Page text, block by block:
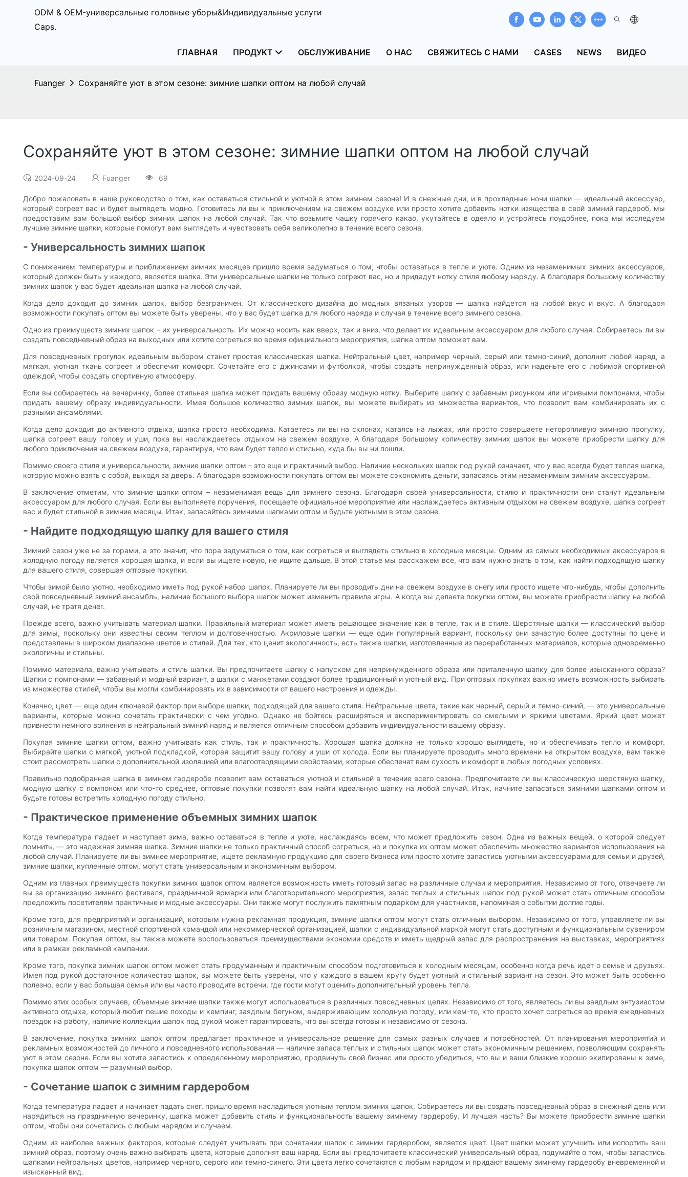
ODM & OEM-универсальные головные уборы&Индивидуальные услуги
Caps.
ГЛАВНАЯ ПРОДУКТ ОБСЛУЖИВАНИЕ О НАС СВЯЖИТЕСЬ С НАМИ CASES NEWS ВИДЕО
Fuanger Сохраняйте уют в этом сезоне: зимние шапки оптом на любой случай
Сохраняйте уют в этом сезоне: зимние шапки оптом на любой случай
2024-09-24 Fuanger 69
Добро пожаловать в наше руководство о том, как оставаться стильной и уютной в этом зимнем сезоне! И в снежные дни, и в прохладные ночи шапки — идеальный аксессуар,
который согреет вас и будет выглядеть модно. Готовитесь ли вы к приключениям на свежем воздухе или просто хотите добавить нотки изящества в свой зимний гардероб, мы
предоставим вам большой выбор зимних шапок на любой случай. Так что возьмите чашку горячего какао, укутайтесь в одеяло и устройтесь поудобнее, пока мы исследуем
лучшие зимние шапки, которые помогут вам выглядеть и чувствовать себя великолепно в течение всего сезона.
- Универсальность зимних шапок
С понижением температуры и приближением зимних месяцев пришло время задуматься о том, чтобы оставаться в тепле и уюте. Одним из незаменимых зимних аксессуаров,
который должен быть у каждого, является шапка. Эти универсальные шапки не только согреют вас, но и придадут нотку стиля любому наряду. А благодаря большому количеству
зимних шапок у вас будет идеальная шапка на любой случай.
Когда дело доходит до зимних шапок, выбор безграничен. От классического дизайна до модных вязаных узоров — шапка найдется на любой вкус и вкус. А благодаря
возможности покупать оптом вы можете быть уверены, что у вас будет шапка для любого наряда и случая в течение всего зимнего сезона.
Одно из преимуществ зимних шапок – их универсальность. Их можно носить как вверх, так и вниз, что делает их идеальным аксессуаром для любого случая. Собираетесь ли вы
создать повседневный образ на выходных или хотите согреться во время официального мероприятия, шапка оптом поможет вам.
Для повседневных прогулок идеальным выбором станет простая классическая шапка. Нейтральный цвет, например черный, серый или темно-синий, дополнит любой наряд, а
мягкая, уютная ткань согреет и обеспечит комфорт. Сочетайте его с джинсами и футболкой, чтобы создать непринужденный образ, или наденьте его с любимой спортивной
одеждой, чтобы создать спортивную атмосферу.
Если вы собираетесь на вечеринку, более стильная шапка может придать вашему образу модную нотку. Выберите шапку с забавным рисунком или игривыми помпонами, чтобы
придать вашему образу индивидуальности. Имея большое количество зимних шапок, вы можете выбирать из множества вариантов, что позволит вам комбинировать их с
разными ансамблями.
Когда дело доходит до активного отдыха, шапка просто необходима. Катаетесь ли вы на склонах, катаясь на лыжах, или просто совершаете неторопливую зимнюю прогулку,
шапка согреет вашу голову и уши, пока вы наслаждаетесь отдыхом на свежем воздухе. А благодаря большому количеству зимних шапок вы можете приобрести шапку для
любого приключения на свежем воздухе, гарантируя, что вам будет тепло и стильно, куда бы вы ни пошли.
Помимо своего стиля и универсальности, зимние шапки оптом – это еще и практичный выбор. Наличие нескольких шапок под рукой означает, что у вас всегда будет теплая шапка,
которую можно взять с собой, выходя за дверь. А благодаря возможности покупать оптом вы можете сэкономить деньги, запасаясь этим незаменимым зимним аксессуаром.
В заключение отметим, что зимние шапки оптом – незаменимая вещь для зимнего сезона. Благодаря своей универсальности, стилю и практичности они станут идеальным
аксессуаром для любого случая. Если вы выполняете поручения, посещаете официальное мероприятие или наслаждаетесь активным отдыхом на свежем воздухе, шапка согреет
вас и будет стильной в зимние месяцы. Итак, запасайтесь зимними шапками оптом и будьте уютными в этом сезоне.
- Найдите подходящую шапку для вашего стиля
Зимний сезон уже не за горами, а это значит, что пора задуматься о том, как согреться и выглядеть стильно в холодные месяцы. Одним из самых необходимых аксессуаров в
холодную погоду является хорошая шапка, и если вы ищете новую, не ищите дальше. В этой статье мы расскажем все, что вам нужно знать о том, как найти подходящую шапку
для вашего стиля, совершая оптовые покупки.
Чтобы зимой было уютно, необходимо иметь под рукой набор шапок. Планируете ли вы проводить дни на свежем воздухе в снегу или просто ищете что-нибудь, чтобы дополнить
свой повседневный зимний ансамбль, наличие большого выбора шапок может изменить правила игры. А когда вы делаете покупки оптом, вы можете приобрести шапку на любой
случай, не тратя денег.
Прежде всего, важно учитывать материал шапки. Правильный материал может иметь решающее значение как в тепле, так и в стиле. Шерстяные шапки — классический выбор
для зимы, поскольку они известны своим теплом и долговечностью. Акриловые шапки — еще один популярный вариант, поскольку они зачастую более доступны по цене и
представлены в широком диапазоне цветов и стилей. Для тех, кто ценит экологичность, есть также шапки, изготовленные из переработанных материалов, которые одновременно
экологичны и стильны.
Помимо материала, важно учитывать и стиль шапки. Вы предпочитаете шапку с напуском для непринужденного образа или приталенную шапку для более изысканного образа?
Шапки с помпонами — забавный и модный вариант, а шапки с манжетами создают более традиционный и уютный вид. При оптовых покупках важно иметь возможность выбирать
из множества стилей, чтобы вы могли комбинировать их в зависимости от вашего настроения и одежды.
Конечно, цвет — еще один ключевой фактор при выборе шапки, подходящей для вашего стиля. Нейтральные цвета, такие как черный, серый и темно-синий, — это универсальные
варианты, которые можно сочетать практически с чем угодно. Однако не бойтесь расширяться и экспериментировать со смелыми и яркими цветами. Яркий цвет может
привнести немного волнения в нейтральный зимний наряд и является отличным способом добавить индивидуальности вашему образу.
Покупая зимние шапки оптом, важно учитывать как стиль, так и практичность. Хорошая шапка должна не только хорошо выглядеть, но и обеспечивать тепло и комфорт.
Выбирайте шапки с мягкой, уютной подкладкой, которая защитит вашу голову и уши от холода. Если вы планируете проводить много времени на открытом воздухе, вам также
стоит рассмотреть шапки с дополнительной изоляцией или влагоотводящими свойствами, которые обеспечат вам сухость и комфорт в любых погодных условиях.
Правильно подобранная шапка в зимнем гардеробе позволит вам оставаться уютной и стильной в течение всего сезона. Предпочитаете ли вы классическую шерстяную шапку,
модную шапку с помпоном или что-то среднее, оптовые покупки позволят вам найти идеальную шапку на любой случай. Итак, начните запасаться зимними шапками оптом и
будьте готовы встретить холодную погоду стильно.
- Практическое применение объемных зимних шапок
Когда температура падает и наступает зима, важно оставаться в тепле и уюте, наслаждаясь всем, что может предложить сезон. Одна из важных вещей, о которой следует
помнить, — это надежная зимняя шапка. Зимние шапки не только практичный способ согреться, но и покупка их оптом может обеспечить множество вариантов использования на
любой случай. Планируете ли вы зимнее мероприятие, ищете рекламную продукцию для своего бизнеса или просто хотите запастись уютными аксессуарами для семьи и друзей,
зимние шапки, купленные оптом, могут стать универсальным и экономичным выбором.
Одним из главных преимуществ покупки зимних шапок оптом является возможность иметь готовый запас на различные случаи и мероприятия. Независимо от того, отвечаете ли
вы за организацию зимнего фестиваля, праздничной ярмарки или благотворительного мероприятия, запас теплых и стильных шапок под рукой может стать отличным способом
предложить посетителям практичные и модные аксессуары. Они также могут послужить памятным подарком для участников, напоминая о событии долгие годы.
Кроме того, для предприятий и организаций, которым нужна рекламная продукция, зимние шапки оптом могут стать отличным выбором. Независимо от того, управляете ли вы
розничным магазином, местной спортивной командой или некоммерческой организацией, шапки с индивидуальной маркой могут стать доступным и функциональным сувениром
или товаром. Покупая оптом, вы также можете воспользоваться преимуществами экономии средств и иметь щедрый запас для распространения на выставках, мероприятиях
или в рамках рекламной кампании.
Кроме того, покупка зимних шапок оптом может стать продуманным и практичным способом подготовиться к холодным месяцам, особенно когда речь идет о семье и друзьях.
Имея под рукой достаточное количество шапок, вы можете быть уверены, что у каждого в вашем кругу будет уютный и стильный вариант на сезон. Это может быть особенно
полезно, если у вас большая семья или вы часто проводите встречи, где гости могут оценить дополнительный уровень тепла.
Помимо этих особых случаев, объемные зимние шапки также могут использоваться в различных повседневных целях. Независимо от того, являетесь ли вы заядлым энтузиастом
активного отдыха, который любит пешие походы и кемпинг, заядлым бегуном, выдерживающим холодную погоду, или кем-то, кто просто хочет согреться во время ежедневных
поездок на работу, наличие коллекции шапок под рукой может гарантировать, что вы всегда готовы к независимо от сезона.
В заключение, покупка зимних шапок оптом предлагает практичное и универсальное решение для самых разных случаев и потребностей. От планирования мероприятий и
рекламных возможностей до личного и повседневного использования — наличие запаса теплых и стильных шапок может стать экономичным решением, позволяющим сохранять
уют в этом сезоне. Если вы хотите запастись к определенному мероприятию, продвинуть свой бизнес или просто убедиться, что вы и ваши близкие хорошо экипированы к зиме,
покупка шапок оптом — разумный выбор.
- Сочетание шапок с зимним гардеробом
Когда температура падает и начинает падать снег, пришло время насладиться уютным теплом зимних шапок. Собираетесь ли вы создать повседневный образ в снежный день или
нарядиться на праздничную вечеринку, шапка может добавить стиль и функциональность вашему зимнему гардеробу. И лучшая часть? Вы можете приобрести зимние шапки
оптом, чтобы они сочетались с любым нарядом и случаем.
Одним из наиболее важных факторов, которые следует учитывать при сочетании шапок с зимним гардеробом, является цвет. Цвет шапки может улучшить или испортить ваш
зимний образ, поэтому очень важно выбирать цвета, которые дополнят ваш наряд. Если вы предпочитаете классический универсальный образ, подумайте о том, чтобы запастись
шапками нейтральных цветов, например черного, серого или темно-синего. Эти цвета легко сочетаются с любым нарядом и придают вашему зимнему гардеробу вневременной и
изысканный вид.